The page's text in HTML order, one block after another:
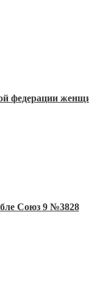
федерации
Союз 9 №3828